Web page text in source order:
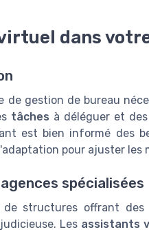
dans
gestion de bureau
tâches à déléguer et des
est bien informé des
pour ajuster les
spécialisées
de structures offrant des
Les assistants